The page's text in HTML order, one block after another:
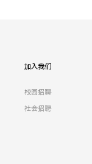
加入我们
校园招聘
社会招聘